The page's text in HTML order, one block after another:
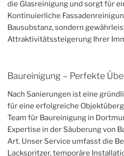
die Glasreinigung und sorgt für
Kontinuierliche
Bausubstanz, sondern
Attraktivitätssteigerung Ihrer
Baureinigung – Perfekte
Nach Sanierungen ist eine
für eine erfolgreiche
Team für Baureinigung in
Expertise in der Säuberung von
Art. Unser Service umfasst die
Lackspritzer, temporäre